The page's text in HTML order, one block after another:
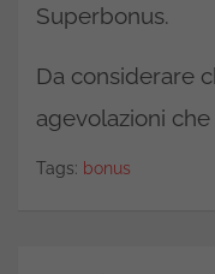
Superbonus.
Da considerare
agevolazioni
Tags: bonus